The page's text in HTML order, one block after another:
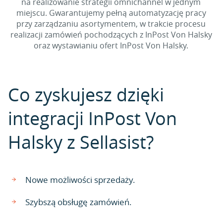
miejscu. Gwarantujemy pełną automatyzację pracy
przy zarządzaniu asortymentem, w trakcie procesu
realizacji zamówień pochodzących z InPost Von Halsky
oraz wystawianiu ofert InPost Von Halsky.
Co zyskujesz dzięki
integracji InPost Von
Halsky z Sellasist?
Nowe możliwości sprzedaży.
Szybszą obsługę zamówień.